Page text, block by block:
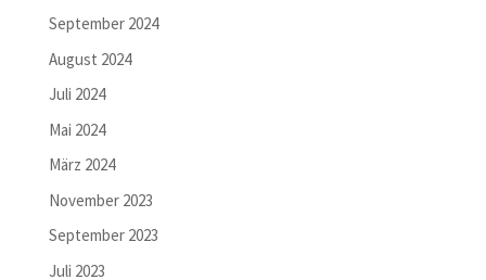
September 2024
August 2024
Juli 2024
Mai 2024
März 2024
November 2023
September 2023
Juli 2023